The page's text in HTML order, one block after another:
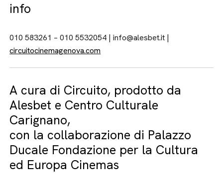
info
010 583261 – 010 5532054 | info@alesbet.it |
circuitocinemagenova.com
A cura di Circuito, prodotto da
Alesbet e Centro Culturale
Carignano,
con la collaborazione di Palazzo
Ducale Fondazione per la Cultura
ed Europa Cinemas